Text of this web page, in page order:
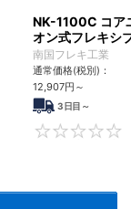
4.6
NK-1100C コア
オン式フレキシ
ホース
南国フレキ工業
通常価格(税別)：
12,907円 ～
3日目～